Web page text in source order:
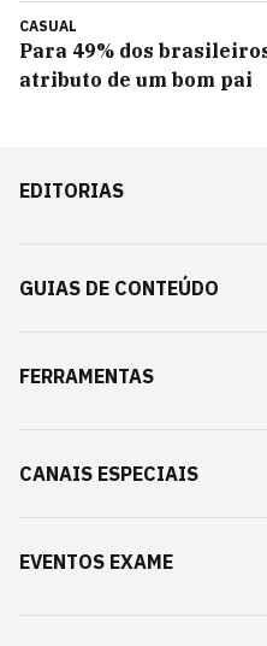
CASUAL
Para 49% dos
atributo de um bom pai
EDITORIAS
GUIAS DE CONTEÚDO
FERRAMENTAS
CANAIS ESPECIAIS
EVENTOS EXAME